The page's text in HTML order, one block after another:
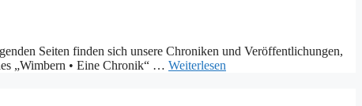
Seiten finden sich unsere Chroniken und Veröffentlichungen,
„Wimbern • Eine Chronik“ … Weiterlesen